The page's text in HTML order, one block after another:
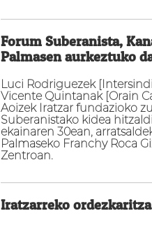
Forum Suberanista,
Palmasen aurkeztuko
Luci Rodriguezek
Vicente Quintanak [Orain
Aoizek Iratzar fundazioko
Suberanistako kidea
ekainaren 30ean,
Palmaseko Franchy Roca
Zentroan.
Iratzarreko